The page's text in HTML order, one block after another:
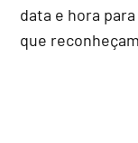
data e hora
que